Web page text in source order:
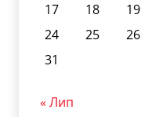
17
18 19
24
25 26
31
« Лип